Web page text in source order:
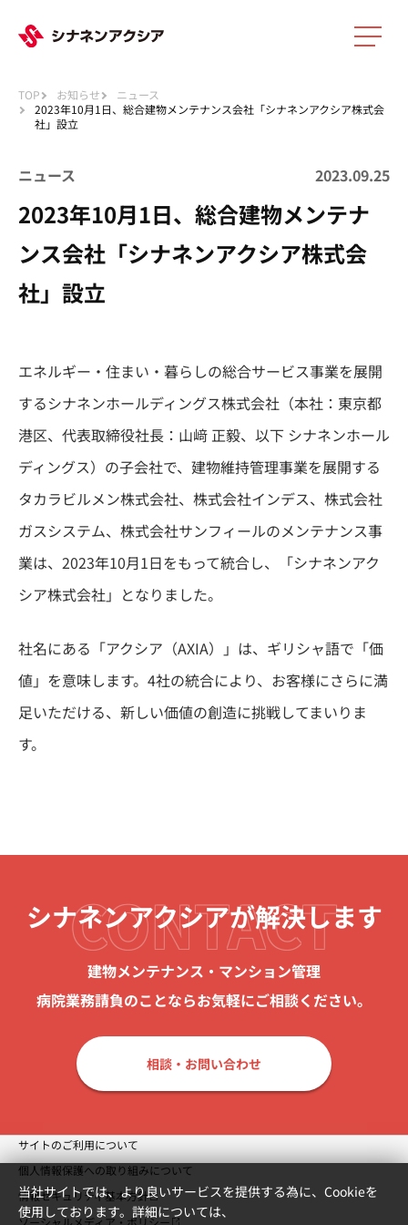
メニ
TOP お知らせ
ニュース
2023年10月1日、総合建物メンテナンス会社「シナネンアクシア株式会
社」設立
ニュース 2023.09.25
2023年10月1日、総合建物メンテナ
ンス会社「シナネンアクシア株式会
社」設立
エネルギー・住まい・暮らしの総合サービス事業を展開
するシナネンホールディングス株式会社（本社：東京都
港区、代表取締役社長：山﨑 正毅、以下 シナネンホール
ディングス）の子会社で、建物維持管理事業を展開する
タカラビルメン株式会社、株式会社インデス、株式会社
ガスシステム、株式会社サンフィールのメンテナンス事
業は、2023年10月1日をもって統合し、「シナネンアク
シア株式会社」となりました。
社名にある「アクシア（AXIA）」は、ギリシャ語で「価
値」を意味します。4社の統合により、お客様にさらに満
足いただける、新しい価値の創造に挑戦してまいりま
す。
CONTACT
シナネンアクシアが解決します
建物メンテナンス・マンション管理
病院業務請負のことならお気軽にご相談ください。
相談・お問い合わせ
サイトのご利用について
個人情報保護への取り組みについて
情報セキュリティ基本方針
ソーシャルメディア・ポリシー
当社サイトでは、より良いサービスを提供する為に、Cookieを
使用しております。詳細については、